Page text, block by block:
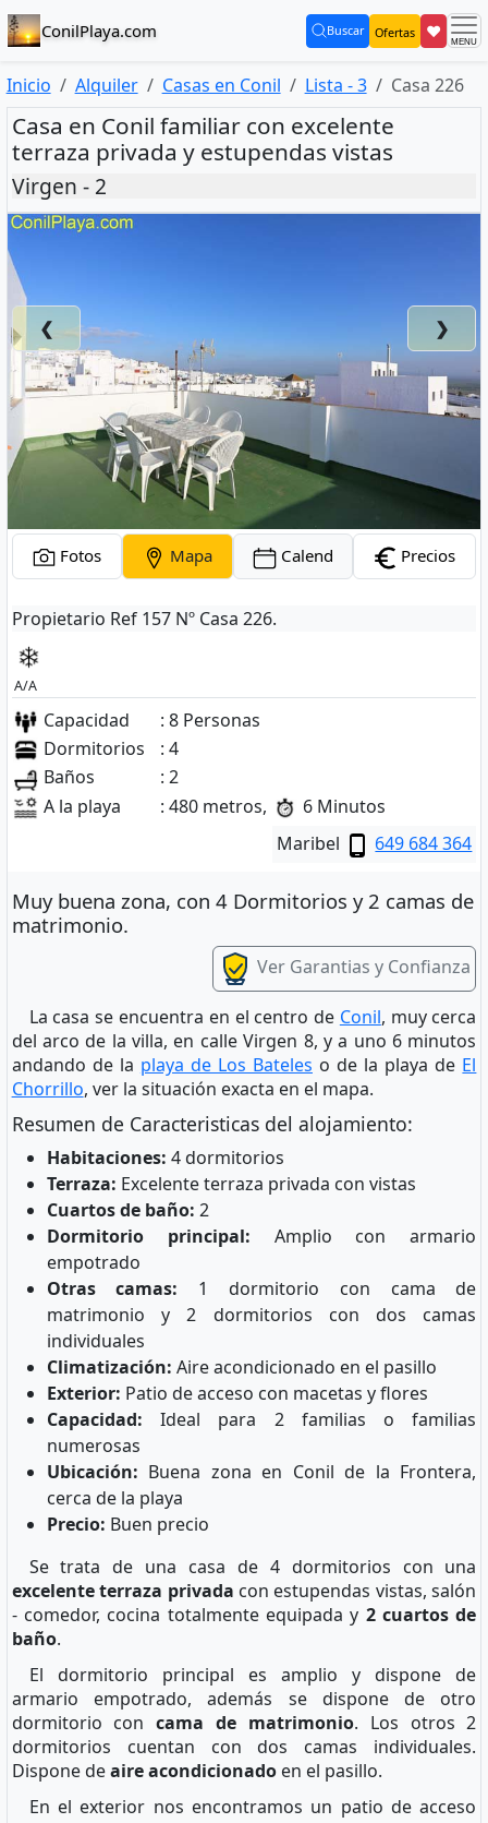
ConilPlaya.com Buscar
(current) Ofertas ❤
Inicio Alquiler Casas en Conil Lista - 3 Casa 226
Casa en Conil familiar con excelente
terraza privada y estupendas vistas
Virgen - 2
❮ ❯
Fotos Mapa Calend Precios
Propietario Ref 157 Nº Casa 226.
A/A
Capacidad
: 8 Personas
Dormitorios
: 4
Baños
: 2
A la playa
: 480 metros,
6 Minutos
Maribel
649 684 364
Muy buena zona, con 4 Dormitorios y 2 camas de
matrimonio.
Ver Garantias y Confianza
La casa se encuentra en el centro de Conil, muy cerca
del arco de la villa, en calle Virgen 8, y a uno 6 minutos
andando de la playa de Los Bateles o de la playa de El
Chorrillo, ver la situación exacta en el mapa.
Resumen de Caracteristicas del alojamiento:
Habitaciones: 4 dormitorios
Terraza: Excelente terraza privada con vistas
Cuartos de baño: 2
Dormitorio principal: Amplio con armario
empotrado
Otras camas: 1 dormitorio con cama de
matrimonio y 2 dormitorios con dos camas
individuales
Climatización: Aire acondicionado en el pasillo
Exterior: Patio de acceso con macetas y flores
Capacidad: Ideal para 2 familias o familias
numerosas
Ubicación: Buena zona en Conil de la Frontera,
cerca de la playa
Precio: Buen precio
Se trata de una casa de 4 dormitorios con una
excelente terraza privada con estupendas vistas, salón
- comedor, cocina totalmente equipada y 2 cuartos de
baño.
El dormitorio principal es amplio y dispone de
armario empotrado, además se dispone de otro
dormitorio concama de matrimonio. Los otros 2
dormitorios cuentan con dos camas individuales.
Dispone deaire acondicionadoen el pasillo.
En el exterior nos encontramos un patio de acceso